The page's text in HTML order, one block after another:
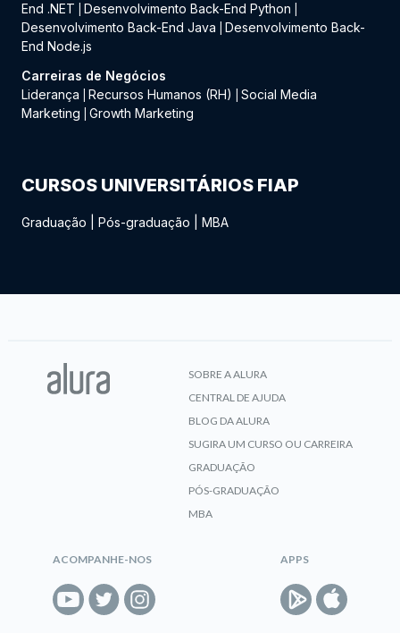
End .NET
Desenvolvimento Back-End Python
Desenvolvimento Back-End Java
Desenvolvimento Back-
End Node.js
Carreiras de Negócios
Liderança
Recursos Humanos (RH)
Social Media
Marketing
Growth Marketing
CURSOS UNIVERSITÁRIOS FIAP
Graduação Pós-graduação MBA
SOBRE A ALURA
CENTRAL DE AJUDA
BLOG DA ALURA
SUGIRA UM CURSO OU CARREIRA
GRADUAÇÃO
PÓS-GRADUAÇÃO
MBA
ACOMPANHE-NOS APPS